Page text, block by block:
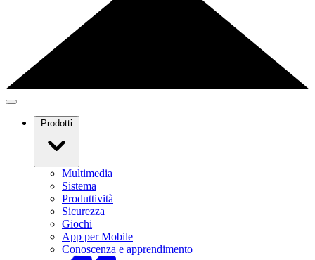
Prodotti
Multimedia
Sistema
Produttività
Sicurezza
Giochi
App per Mobile
Conoscenza e apprendimento